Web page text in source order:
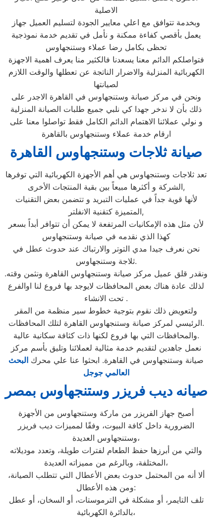
الاصلية
وبخدمة تتوافق مع اعلي معايير الجودة لتسليم العميل جهاز
يعمل بأقصي كفاءة ممكنة و نأمل في تقديم خدمة نموذجية
تحظى بكامل رضا عملاء وستنجهاوس
فتواصلكم الدائم معنا يسعدنا فالكثير منا يعرف اهمية الاجهزة
الكهربائية المنزلية والاضرار الناتجة عن تعطلها والوقت اللازم
لصيانتها
ونحن في مركز صيانة وستنجهاوس في القاهرة الاجدر على
ذلك بأن لا ندخر جهدا كي نلبي جميع طلبات الصيانة المنزلية
و نولي عملائنا الاهتمام الدائم الكامل فقط تواصلوا معنا على
ارقام خدمة عملاء وستنجهاوس بالقاهرة
صيانة ثلاجات وستنجهاوس القاهرة
تعد ثلاجات وستنجهاوس هي أهم الأجهزة الكهربائية التي توفرها
الشركة و أكثرها مبيعاً بين بقية المنتجات الأخرى,
لأنها قوية جداً في عمليات التبريد و تتضمن بعض التقنيات
المتميزة كتقنية الانفلتر,
لأن مثل هذه الإمكانيات المرتفعة لا يمكن أن تتوافر أبداً بسعر
كهذا الذي نقدمه في صيانة وستنجهاوس
نحن نعرف جيدا مدي التوتر والارتباك عند حدوث عطل في
ثلاجة وستنجهاوس.
ونقدر قلق عميل مركز صيانة وستنجهاوس القاهرة ونثمن وقته.
لذلك عادة هناك بعض المحافظات لايوجد بها فروع لنا اوالفرع
تحت الانشاء .
ولتعويض ذلك نقوم بتوجية خطوط سير منظمة من المقر
الرئيسي لمركز صيانة وستنجهاوس القاهرة لتلك المحافظات.
والمحافظات التي بها فروع لكنها ذات كثافة سكانية عالية.
نعمل جاهدين لتقديم خدمة مثالية لعملائنا وتليق بأسم مركز
صيانة وستنجهاوس في القاهرة. ابحثوا عنا علي محرك البحث
العالمي جوجل
صيانه ديب فريزر وستنجهاوس بمصر
أصبح جهاز الفريزر من ماركة وستنجهاوس من الأجهزة
الضرورية داخل كافة البيوت، وفقًا لمميزات ديب فريزر
وستنجهاوس العديدة،
والتي من أبرزها حفظ الطعام لفترات طويلة، وتعدد موديلاته
المختلفة، وبالرغم من مميزاته العديدة،
ألا أنه من المحتمل حدوث بعض الأعطال التي تتطلب الصيانة،
ومن هذه الأعطال:
تلف التايمر، أو مشكلة في الترموستات، أو السخان، أو عطل
بالدائرة الكهربائية،